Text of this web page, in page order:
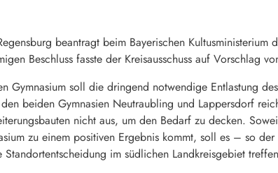
beantragt beim Bayerischen
Beschluss fasste der Kreisausschuss auf Vorschlag
Gymnasium soll die dringend notwendige Entlastung
beiden Gymnasien Neutraubling und Lappersdorf
nicht aus, um den Bedarf zu decken.
zu einem positiven Ergebnis kommt, soll es – so
im südlichen Landkreisgebiet